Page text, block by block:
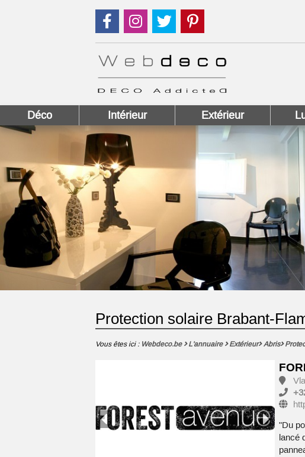
Suivez nous sur Facebook !
Suivez nous sur Instagram !
Suivez nous sur Twitter !
Déco Intérieur Extérieur
Protection solaire Brabant-
Vous êtes ici : Webdeco.be L'annuaire Extérieur Abris
"Du
lancé